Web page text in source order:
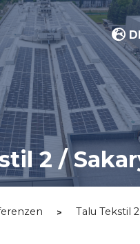
2 /
> Talu Tekstil